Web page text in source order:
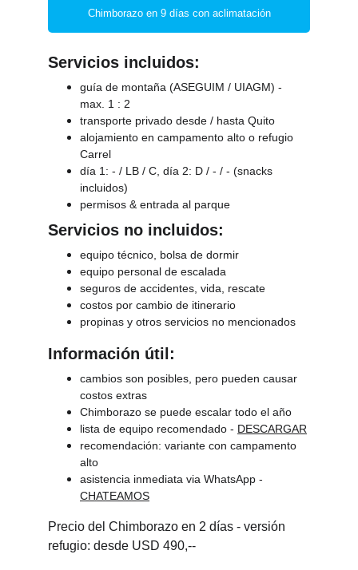
Chimborazo en 9 días con aclimatación
Servicios incluidos:
guía de montaña (ASEGUIM / UIAGM) -
max. 1 : 2
transporte privado desde / hasta Quito
alojamiento en campamento alto o refugio
Carrel
día 1: - / LB / C, día 2: D / - / - (snacks
incluidos)
permisos & entrada al parque
Servicios no incluidos:
equipo técnico, bolsa de dormir
equipo personal de escalada
seguros de accidentes, vida, rescate
costos por cambio de itinerario
propinas y otros servicios no mencionados
Información útil:
cambios son posibles, pero pueden causar
costos extras
Chimborazo se puede escalar todo el año
lista de equipo recomendado - DESCARGAR
recomendación: variante con campamento
alto
asistencia inmediata via WhatsApp -
CHATEAMOS
Precio del Chimborazo en 2 días - versión
refugio: desde USD 490,--